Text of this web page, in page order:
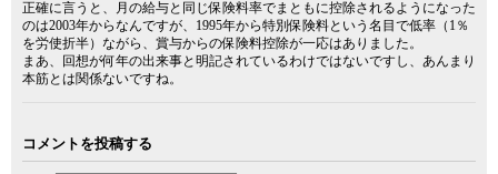
正確に言うと、月の給与と同じ保険料率でまともに控除されるようになった
のは2003年からなんですが、1995年から特別保険料という名目で低率（1％
を労使折半）ながら、賞与からの保険料控除が一応はありました。
まあ、回想が何年の出来事と明記されているわけではないですし、あんまり
本筋とは関係ないですね。
コメントを投稿する